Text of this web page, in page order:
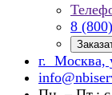
8
г. Москва,